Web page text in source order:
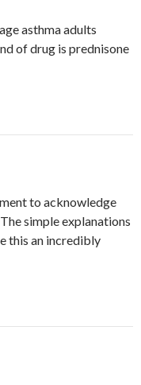
asthma adults
of drug is prednisone
to acknowledge
simple explanations
this an incredibly